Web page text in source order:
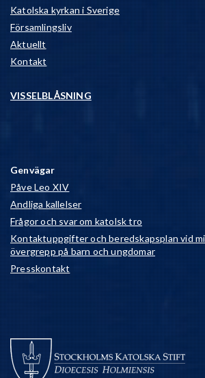
Katolska kyrkan i Sverige
Församlingsliv
Aktuellt
Kontakt
VISSELBLÅSNING
Genvägar
Påve Leo XIV
Andliga kallelser
Frågor och svar om katolsk tro
Kontaktuppgifter och beredskapsplan vid
övergrepp på barn och ungdomar
Presskontakt